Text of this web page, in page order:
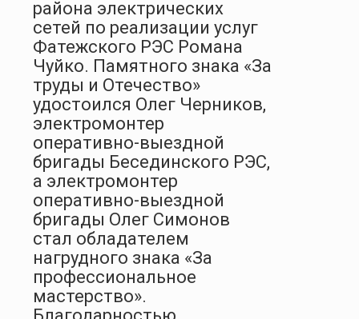
района электрических
сетей по реализации услуг
Фатежского РЭС Романа
Чуйко. Памятного знака «За
труды и Отечество»
удостоился Олег Черников,
электромонтер
оперативно-выездной
бригады Бесединского РЭС,
а электромонтер
оперативно-выездной
бригады Олег Симонов
стал обладателем
нагрудного знака «За
профессиональное
мастерство».